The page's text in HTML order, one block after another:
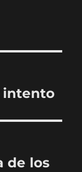
intento
de los